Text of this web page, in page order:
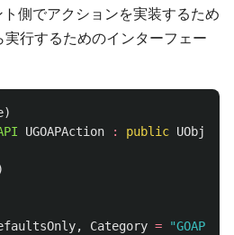
側でアクションを実装するため
行するためのインターフェー
)
UGOAPAction : public UObject
, Category = "GOAP"